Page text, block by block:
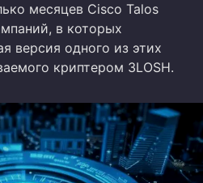
месяцев Cisco Talos
в которых
версия одного из этих
криптером 3LOSH.